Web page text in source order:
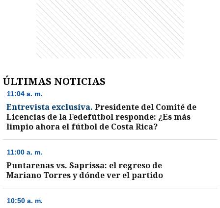
ÚLTIMAS NOTICIAS
11:04 a. m.
Entrevista exclusiva. Presidente del Comité de
Licencias de la Fedefútbol responde: ¿Es más
limpio ahora el fútbol de Costa Rica?
11:00 a. m.
Puntarenas vs. Saprissa: el regreso de
Mariano Torres y dónde ver el partido
10:50 a. m.